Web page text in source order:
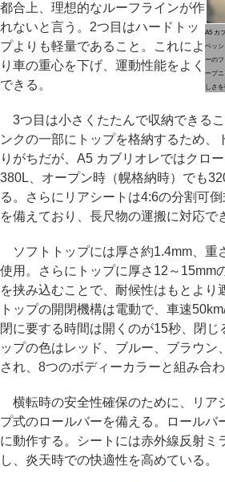
A5 カ
ベッ
ーの
ープ
しさ
都合上、理想的なルーフラインが作
れないと言う。2つ目はハードトッ
プよりも軽量であること。これによ
り車の重心を下げ、運動性能をよく
できる。
3つ目は小さくたたんで収納できる
ンクの一部にトップを格納するため、
りがちだが、A5 カブリオレではクロ
380L、オープン時（幌格納時）でも
る。さらにリアシートは4:6の分割可
を備えており、長尺物の運搬に対応で
ソフトトップには厚さ約1.4mm、重
使用。さらにトップに厚さ12～15mm
を挟み込むことで、耐候性はもとより
トップの開閉機構は電動で、車速
閉に要する時間は開くのが15秒、閉じ
ップの色はレッド、ブルー、ブラウン
され、8つのボディーカラーと組み合
横転時の安全性確保のために、リア
プ式のロールバーを備える。ロールバ
に動作する。シートには赤外線反射ミ
し、炎天時での快適性を高めている。